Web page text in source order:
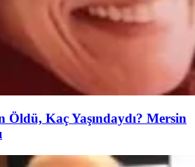
Öldü, Kaç Yaşındaydı? Mersin